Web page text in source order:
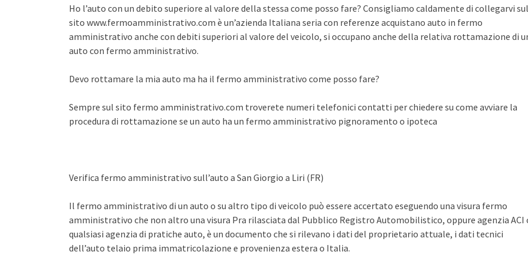
Ho l’auto con un debito superiore al valore della stessa come posso fare? Consigliamo caldamente di collegarvi sul
sito www.fermoamministrativo.com è un’azienda Italiana seria con referenze acquistano auto in fermo
amministrativo anche con debiti superiori al valore del veicolo, si occupano anche della relativa rottamazione di
auto con fermo amministrativo.
Devo rottamare la mia auto ma ha il fermo amministrativo come posso fare?
Sempre sul sito fermo amministrativo.com troverete numeri telefonici contatti per chiedere su come avviare la
procedura di rottamazione se un auto ha un fermo amministrativo pignoramento o ipoteca
Verifica fermo amministrativo sull’auto a San Giorgio a Liri (FR)
Il fermo amministrativo di un auto o su altro tipo di veicolo può essere accertato eseguendo una visura fermo
amministrativo che non altro una visura Pra rilasciata dal Pubblico Registro Automobilistico, oppure agenzia ACI
qualsiasi agenzia di pratiche auto, è un documento che si rilevano i dati del proprietario attuale, i dati tecnici
dell’auto telaio prima immatricolazione e provenienza estera o Italia.